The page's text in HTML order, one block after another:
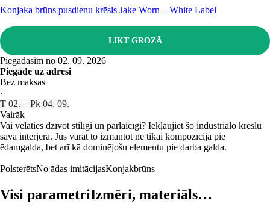
Konjaka brūns pusdienu krēsls Jake Worn – White Label
LIKT GROZĀ
Piegādāsim no 02. 09. 2026
Piegāde uz adresi
Bez maksas
·
T 02. – Pk 04. 09.
Vairāk
Vai vēlaties dzīvot stilīgi un pārlaicīgi? Iekļaujiet šo industriālo krēslu
savā interjerā. Jūs varat to izmantot ne tikai kompozīcijā pie
ēdamgalda, bet arī kā dominējošu elementu pie darba galda.
PolsterētsNo ādas imitācijasKonjakbrūns
Visi parametriIzmēri, materiāls…